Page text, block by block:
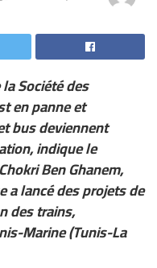
Société des
en panne et
bus deviennent
indique le
Ben Ghanem,
a lancé des projets de
des trains,
Marine (Tunis-La